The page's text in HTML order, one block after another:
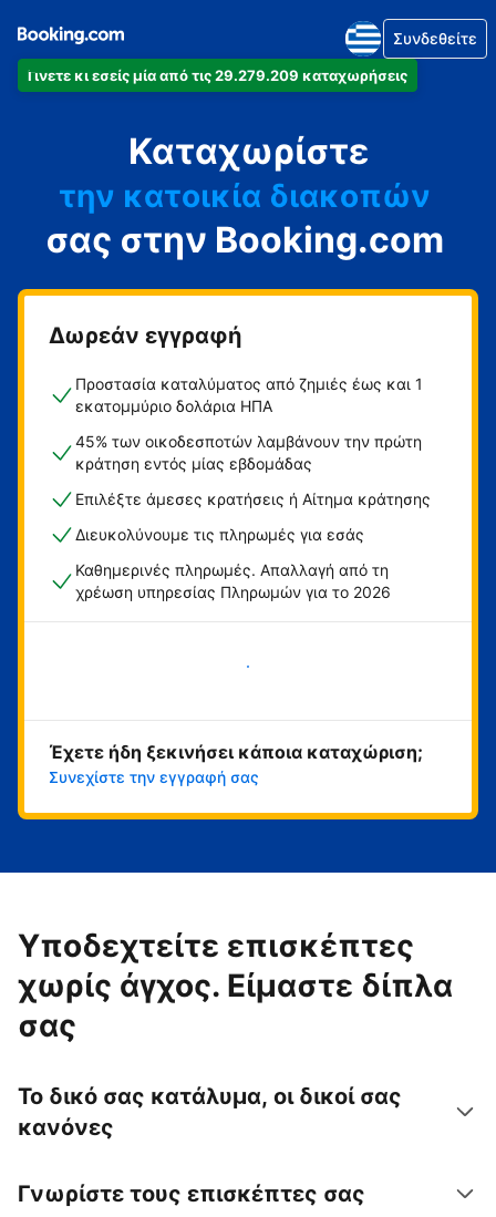
Γίνετε κι εσείς μία από τις 29.279.209 καταχωρήσεις
Συνδεθείτε
Καταχωρίστε
το ξενοδοχείο
την κατοικία διακοπών
τον ξενώνα
τη βίλα
σας στην Booking.com
Δωρεάν εγγραφή
Προστασία καταλύματος από ζημιές έως και 1
εκατομμύριο δολάρια ΗΠΑ
45% των οικοδεσποτών λαμβάνουν την πρώτη
κράτηση εντός μίας εβδομάδας
Επιλέξτε άμεσες κρατήσεις ή Αίτημα κράτησης
Διευκολύνουμε τις πληρωμές για εσάς
Καθημερινές πληρωμές. Απαλλαγή από τη
χρέωση υπηρεσίας Πληρωμών για το 2026
Ξεκινήστε τώρα
Έχετε ήδη ξεκινήσει κάποια καταχώριση;
Συνεχίστε την εγγραφή σας
Υποδεχτείτε επισκέπτες
χωρίς άγχος. Είμαστε δίπλα
σας
Το δικό σας κατάλυμα, οι δικοί σας
κανόνες
Γνωρίστε τους επισκέπτες σας